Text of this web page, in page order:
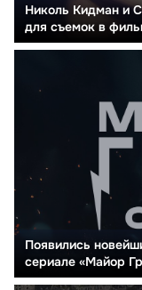
Николь Кидман и
для съемок в
Появились
сериале «Майор